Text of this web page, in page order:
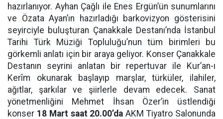
hazırlanıyor. Ayhan Çağlı ile Enes Ergün’ün sunumlarını
ve Özata Ayan’ın hazırladığı barkovizyon gösterisini
seyirciyle buluşturan Çanakkale Destanı’nda İstanbul
Tarihi Türk Müziği Topluluğu’nun tüm birimleri bu
görkemli anlatı için bir araya geliyor. Konser Çanakkale
Destanın seyrini anlatan bir repertuvar ile Kur’an-ı
Kerîm okunarak başlayıp marşlar, türküler, ilahiler,
ağıtlar, şarkılar ve şiirlerle devam edecek. Sanat
yönetmenliğini Mehmet İhsan Özer’in üstlendiği
konser 18 Mart saat 20.00’da AKM Tiyatro Salonunda